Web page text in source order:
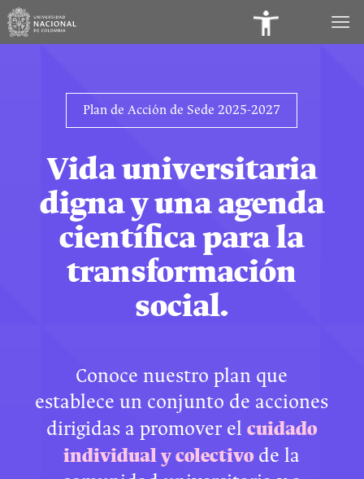
Plan de Acción de Sede 2025-2027
Vida universitaria
digna y una agenda
científica para la
transformación
social.
Conoce nuestro plan que
establece un conjunto de acciones
dirigidas a promover elcuidado
individual y colectivo de la